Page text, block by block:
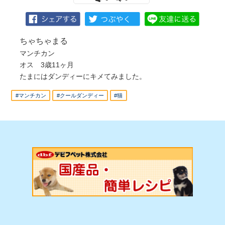
ちゃちゃまる
マンチカン
オス 3歳11ヶ月
たまにはダンディーにキメてみました。
#マンチカン #クールダンディー #猫